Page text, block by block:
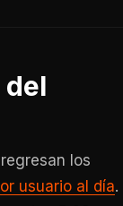
del
los
usuario al día.